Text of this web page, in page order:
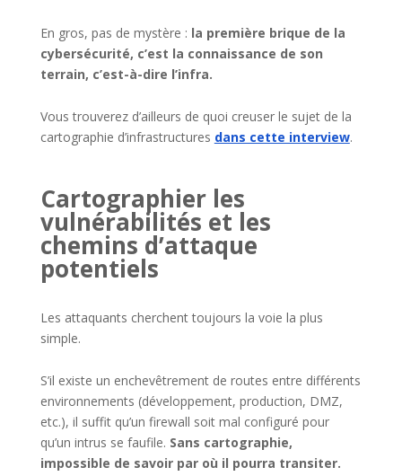
En gros, pas de mystère : la première brique de la
cybersécurité, c’est la connaissance de son
terrain, c’est-à-dire l’infra.
Vous trouverez d’ailleurs de quoi creuser le sujet de la
cartographie d’infrastructures dans cette interview.
Cartographier les
vulnérabilités et les
chemins d’attaque
potentiels
Les attaquants cherchent toujours la voie la plus
simple.
S’il existe un enchevêtrement de routes entre différents
environnements (développement, production, DMZ,
etc.), il suffit qu’un firewall soit mal configuré pour
qu’un intrus se faufile. Sans cartographie,
impossible de savoir par où il pourra transiter.